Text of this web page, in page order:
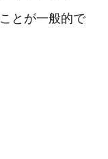
ことが一般的で